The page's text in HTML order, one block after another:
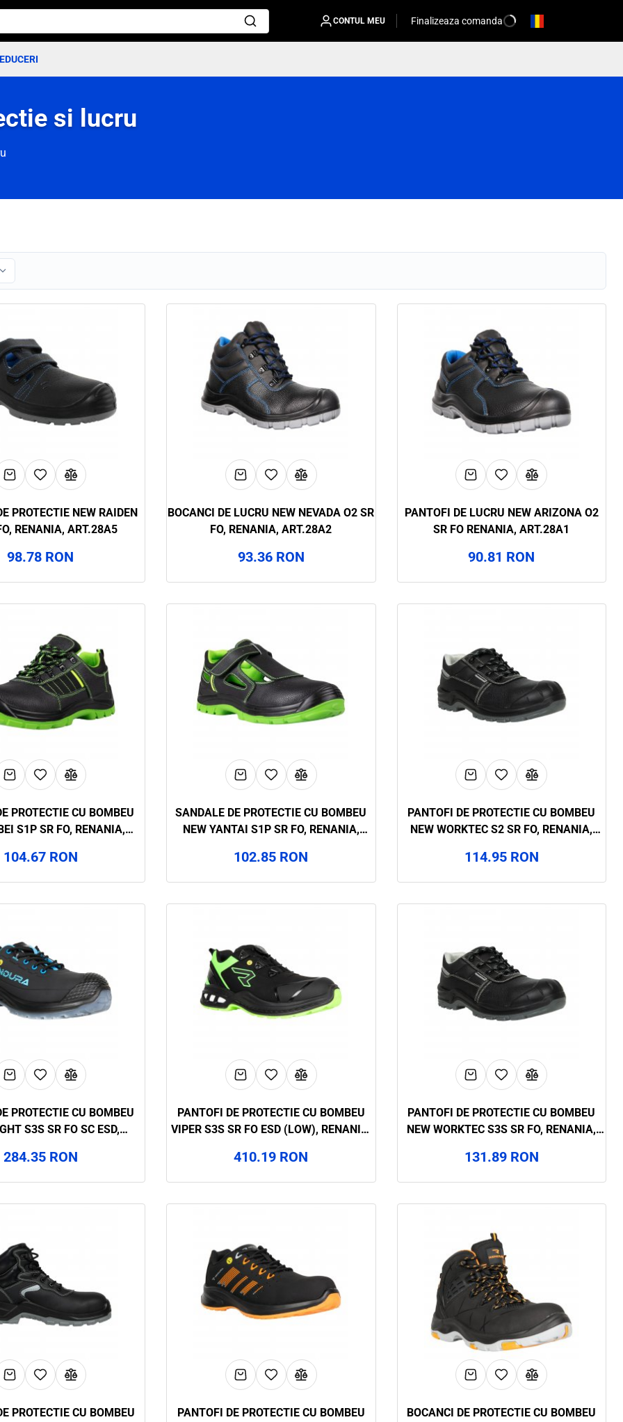
CONTUL MEU Finalizeaza comanda
si lucru
PROTECTIE NEW RAIDEN
RENANIA, ART.28A5
98.78 RON
BOCANCI DE LUCRU NEW NEVADA O2 SR
FO, RENANIA, ART.28A2
93.36 RON
PANTOFI DE LUCRU NEW ARIZONA O2
SR FO RENANIA, ART.28A1
90.81 RON
PROTECTIE CU BOMBEU
S1P SR FO, RENANIA,
104.67 RON
SANDALE DE PROTECTIE CU BOMBEU
NEW YANTAI S1P SR FO, RENANIA,
102.85 RON
PANTOFI DE PROTECTIE CU BOMBEU
NEW WORKTEC S2 SR FO, RENANIA,
114.95 RON
PROTECTIE CU BOMBEU
S3S SR FO SC ESD,
284.35 RON
PANTOFI DE PROTECTIE CU BOMBEU
VIPER S3S SR FO ESD (LOW), RENANIA,
410.19 RON
PANTOFI DE PROTECTIE CU BOMBEU
NEW WORKTEC S3S SR FO, RENANIA,
131.89 RON
PROTECTIE CU BOMBEU
PANTOFI DE PROTECTIE CU BOMBEU
BOCANCI DE PROTECTIE CU BOMBEU